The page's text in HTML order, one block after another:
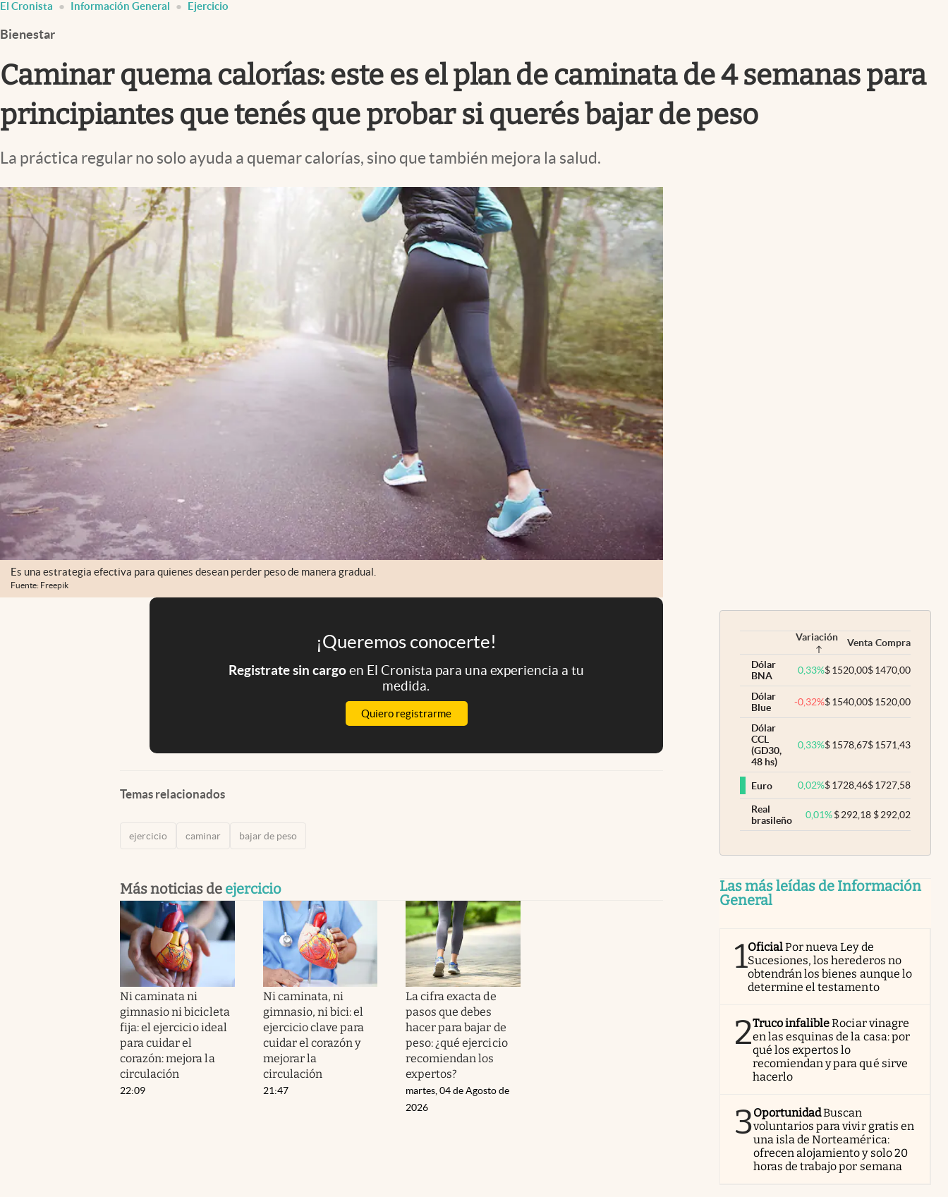
Infotechnology
Clase
Clima
Mundial 2026
Eventos Corporativos
Mediakit
abre en nueva pestaña
El Cronista Información General Ejercicio
Bienestar
Caminar quema calorías: este es el plan de caminata de 4 semanas para
principiantes que tenés que probar si querés bajar de peso
La práctica regular no solo ayuda a quemar calorías, sino que también mejora la salud.
Es una estrategia efectiva para quienes desean perder peso de manera gradual.
Fuente: Freepik
¡Queremos conocerte!
Registrate sin cargoen El Cronista para una experiencia a tu
medida.
Quiero registrarme
Temas relacionados
ejercicio caminar bajar de peso
Más noticias de ejercicio
Ni caminata ni
gimnasio ni bicicleta
fija: el ejercicio ideal
para cuidar el
corazón: mejora la
circulación
22:09
Ni caminata, ni
gimnasio, ni bici: el
ejercicio clave para
cuidar el corazón y
mejorar la
circulación
21:47
La cifra exacta de
pasos que debes
hacer para bajar de
peso: ¿qué ejercicio
recomiendan los
expertos?
martes, 04 de Agosto de
2026
Variación Venta Compra
Dólar
BNA
0,33%$1520,00$1470,00
Dólar
Blue
-0,32%$1540,00$1520,00
Dólar
CCL
(GD30,
48 hs)
0,33%$1578,67$1571,43
Euro 0,02%$1728,46$1727,58
Real
brasileño
0,01% $292,18 $292,02
Las más leídas de Información
General
1OficialPor nueva Ley de
Sucesiones, los herederos no
obtendrán los bienes aunque lo
determine el testamento
2Truco infalibleRociar vinagre
en las esquinas de la casa: por
qué los expertos lo
recomiendan y para qué sirve
hacerlo
3OportunidadBuscan
voluntarios para vivir gratis en
una isla de Norteamérica:
ofrecen alojamiento y solo 20
horas de trabajo por semana